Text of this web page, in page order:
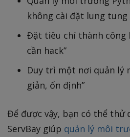
không cài đặt lung tung
Đặt tiêu chí thành công
cần hack”
Duy trì một nơi quản lý
giản, ổn định”
Để được vậy, bạn có thể thử
ServBay giúp quản lý môi